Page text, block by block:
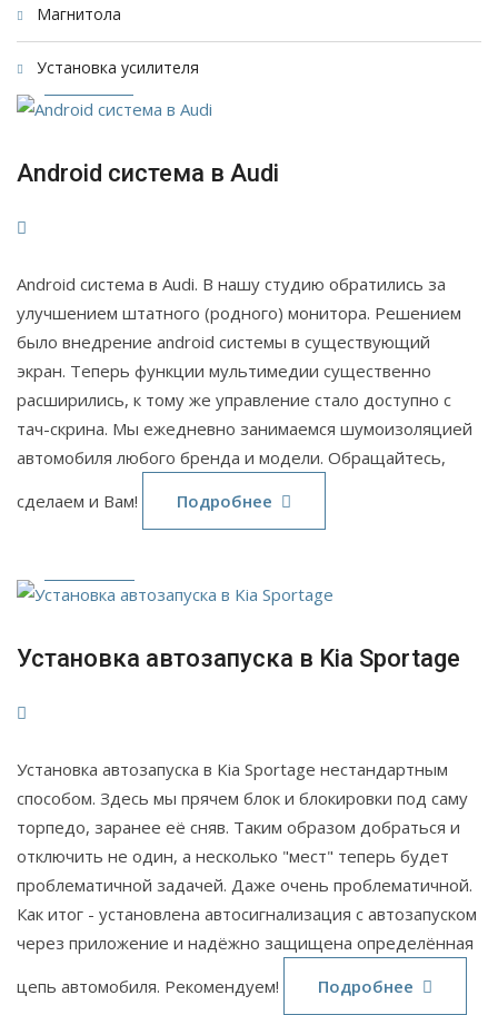
Магнитола
Установка усилителя
25
Дек
2024
Android система в Audi
Android система в Audi. В нашу студию обратились за
улучшением штатного (родного) монитора. Решением
было внедрение android системы в существующий
экран. Теперь функции мультимедии существенно
расширились, к тому же управление стало доступно с
тач-скрина. Мы ежедневно занимаемся шумоизоляцией
автомобиля любого бренда и модели. Обращайтесь,
сделаем и Вам!
Подробнее
29
Установка автозапуска в Kia Sportage
Установка автозапуска в Kia Sportage нестандартным
способом. Здесь мы прячем блок и блокировки под саму
торпедо, заранее её сняв. Таким образом добраться и
отключить не один, а несколько "мест" теперь будет
проблематичной задачей. Даже очень проблематичной.
Как итог - установлена автосигнализация с автозапуском
через приложение и надёжно защищена определённая
цепь автомобиля. Рекомендуем!
Подробнее
17